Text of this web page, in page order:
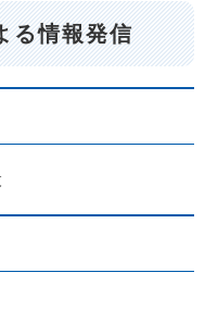
る情報発信